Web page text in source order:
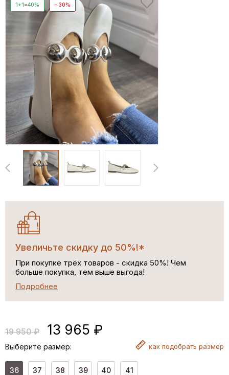
1+1=40% - 30%
Увеличьте скидку до 50%!*
При покупке трёх товаров - скидка 50%! Чем
больше покупка, тем выше выгода!
Подробнее
19 950 ₽ 13 965 ₽
Выберите размер: как подобрать размер
36 37 38 39 40 41